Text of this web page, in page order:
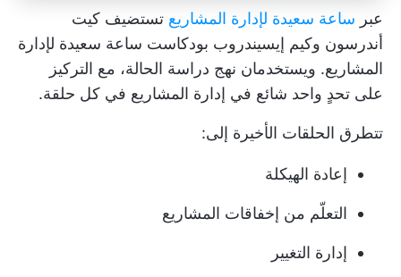
عبر ساعة سعيدة لإدارة المشاريع تستضيف كيت
أندرسون وكيم إيسيندروب بودكاست ساعة سعيدة لإدارة
المشاريع. ويستخدمان نهج دراسة الحالة، مع التركيز
على تحدٍ واحد شائع في إدارة المشاريع في كل حلقة.
تتطرق الحلقات الأخيرة إلى:
إعادة الهيكلة
التعلّم من إخفاقات المشاريع
إدارة التغيير